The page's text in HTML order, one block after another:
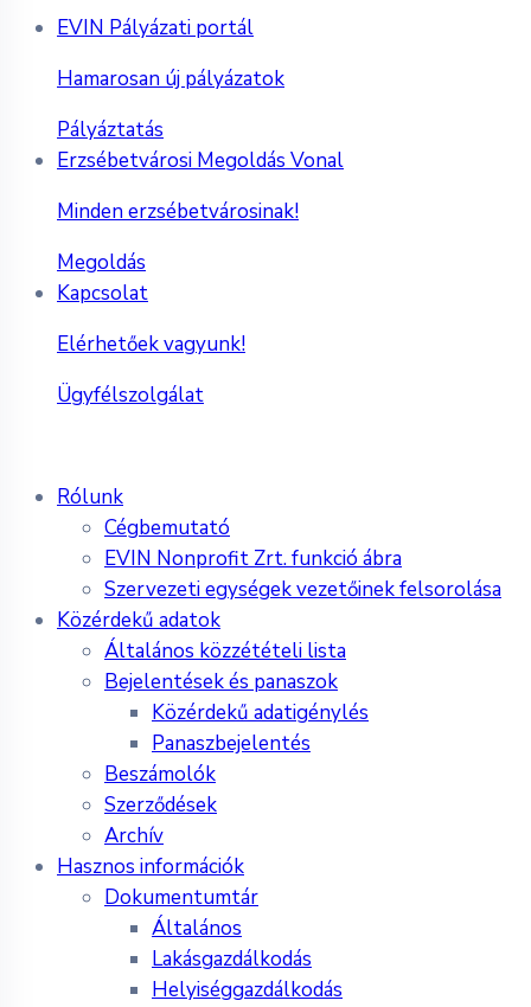
EVIN Pályázati portál
Hamarosan új pályázatok
Pályáztatás
Erzsébetvárosi Megoldás Vonal
Minden erzsébetvárosinak!
Megoldás
Kapcsolat
Elérhetőek vagyunk!
Ügyfélszolgálat
Rólunk
Cégbemutató
EVIN Nonprofit Zrt. funkció ábra
Szervezeti egységek vezetőinek felsorolása
Közérdekű adatok
Általános közzétételi lista
Bejelentések és panaszok
Közérdekű adatigénylés
Panaszbejelentés
Beszámolók
Szerződések
Archív
Hasznos információk
Dokumentumtár
Általános
Lakásgazdálkodás
Helyiséggazdálkodás